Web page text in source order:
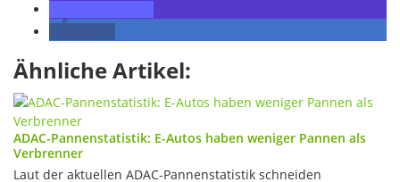
Ähnliche Artikel:
ADAC-Pannenstatistik: E-Autos haben weniger Pannen als
Verbrenner
Laut der aktuellen ADAC-Pannenstatistik schneiden